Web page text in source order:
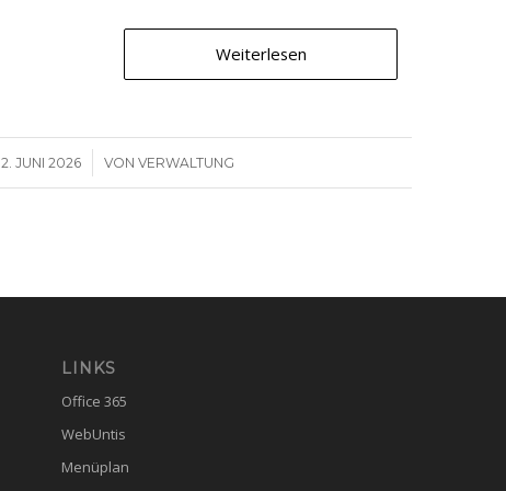
Weiterlesen
2. JUNI 2026
/ VON VERWALTUNG
LINKS
Office 365
WebUntis
Menüplan